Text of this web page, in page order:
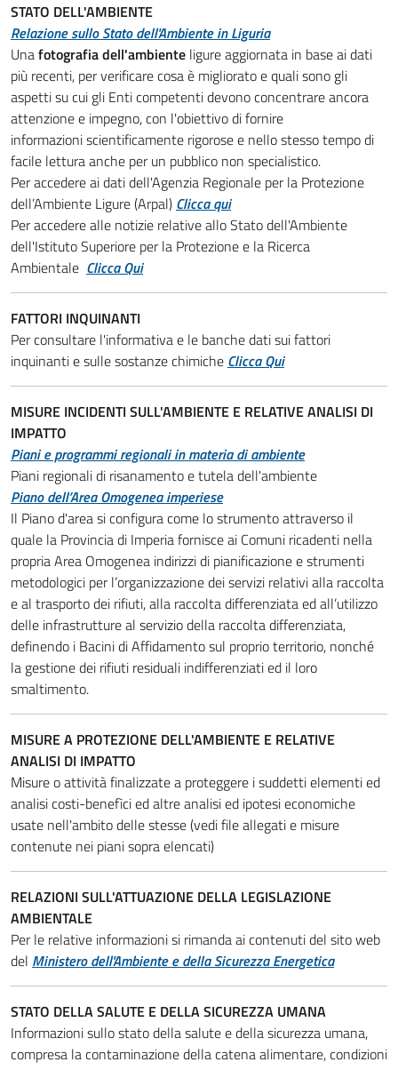
STATO DELL'AMBIENTE
Relazione sullo Stato dell'Ambiente in Liguria
Unafotografia dell'ambiente ligure aggiornata in base ai dati
più recenti, per verificare cosa è migliorato e quali sono gli
aspetti su cui gli Enti competenti devono concentrare ancora
attenzione e impegno, con l'obiettivo di fornire
informazioni scientificamente rigorose e nello stesso tempo di
facile lettura anche per un pubblico non specialistico.
Per accedere ai dati dell'Agenzia Regionale per la Protezione
dell’Ambiente Ligure (Arpal) Clicca qui
Per accedere alle notizie relative allo Stato dell'Ambiente
dell'Istituto Superiore per la Protezione e la Ricerca
Ambientale Clicca Qui
FATTORI INQUINANTI
Per consultare l'informativa e le banche dati sui fattori
inquinanti e sulle sostanze chimiche Clicca Qui
MISURE INCIDENTI SULL'AMBIENTE E RELATIVE ANALISI DI
IMPATTO
Piani e programmi regionali in materia di ambiente
Piani regionali di risanamento e tutela dell'ambiente
Piano dell’Area Omogenea imperiese
Il Piano d'area si configura come lo strumento attraverso il
quale la Provincia di Imperia fornisce ai Comuni ricadenti nella
propria Area Omogenea indirizzi di pianificazione e strumenti
metodologici per l’organizzazione dei servizi relativi alla raccolta
e al trasporto dei rifiuti, alla raccolta differenziata ed all’utilizzo
delle infrastrutture al servizio della raccolta differenziata,
definendo i Bacini di Affidamento sul proprio territorio, nonché
la gestione dei rifiuti residuali indifferenziati ed il loro
smaltimento.
MISURE A PROTEZIONE DELL'AMBIENTE E RELATIVE
ANALISI DI IMPATTO
Misure o attività finalizzate a proteggere i suddetti elementi ed
analisi costi-benefìci ed altre analisi ed ipotesi economiche
usate nell'ambito delle stesse (vedi file allegati e misure
contenute nei piani sopra elencati)
RELAZIONI SULL'ATTUAZIONE DELLA LEGISLAZIONE
AMBIENTALE
Per le relative informazioni si rimanda ai contenuti del sito web
del Ministero dell'Ambiente e della Sicurezza Energetica
STATO DELLA SALUTE E DELLA SICUREZZA UMANA
Informazioni sullo stato della salute e della sicurezza umana,
compresa la contaminazione della catena alimentare, condizioni